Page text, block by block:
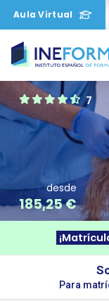
Aula Virtual
7
desde
185,25€
Para